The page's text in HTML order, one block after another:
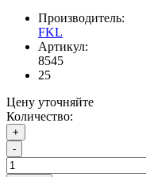
Производитель:
FKL
Артикул:
8545
25
Цену уточняйте
Количество:
+
-